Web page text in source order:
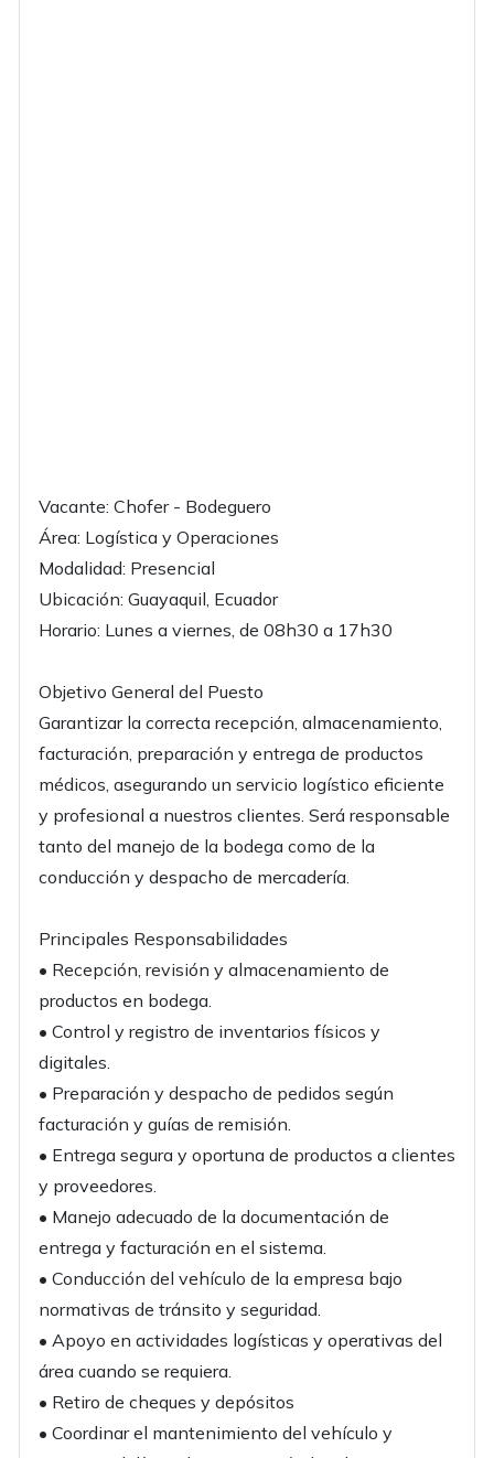
Vacante: Chofer - Bodeguero
Área: Logística y Operaciones
Modalidad: Presencial
Ubicación: Guayaquil, Ecuador
Horario: Lunes a viernes, de 08h30 a 17h30
Objetivo General del Puesto
Garantizar la correcta recepción, almacenamiento,
facturación, preparación y entrega de productos
médicos, asegurando un servicio logístico eficiente
y profesional a nuestros clientes. Será responsable
tanto del manejo de la bodega como de la
conducción y despacho de mercadería.
Principales Responsabilidades
• Recepción, revisión y almacenamiento de
productos en bodega.
• Control y registro de inventarios físicos y
digitales.
• Preparación y despacho de pedidos según
facturación y guías de remisión.
• Entrega segura y oportuna de productos a clientes
y proveedores.
• Manejo adecuado de la documentación de
entrega y facturación en el sistema.
• Conducción del vehículo de la empresa bajo
normativas de tránsito y seguridad.
• Apoyo en actividades logísticas y operativas del
área cuando se requiera.
• Retiro de cheques y depósitos
• Coordinar el mantenimiento del vehículo y